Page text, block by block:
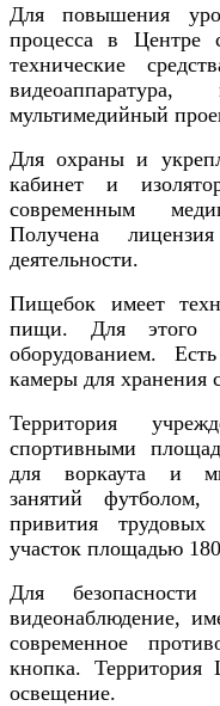
Для повышения
процесса в Центре
технические
мультимедийный
Для охраны и
кабинет и
современным
Получена
деятельности.
Пищебок имеет
пищи. Для этого
оборудованием.
камеры для хранения
Территория
спортивными
для воркаута и
занятий
привития
участок площадью
Для
видеонаблюдение,
современное
кнопка. Территория
освещение.